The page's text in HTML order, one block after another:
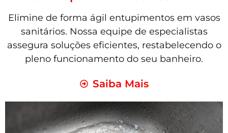
Elimine de forma ágil entupimentos em vasos
sanitários. Nossa equipe de especialistas
assegura soluções eficientes, restabelecendo o
pleno funcionamento do seu banheiro.
Saiba Mais